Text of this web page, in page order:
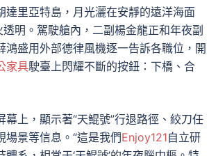
達里亞特島，月光灑在安靜的遠洋海面
透明。駕駛艙內，二副楊金龍正和年夜副
鴻盛用外部德律風機逐一告訴各職位，開
家具駛臺上閃耀不斷的按鈕：下橋、合
幕上，顯示著“天鯤號”行退路徑、絞刀任
場景等信息。“這是我們Enjoy121自立研